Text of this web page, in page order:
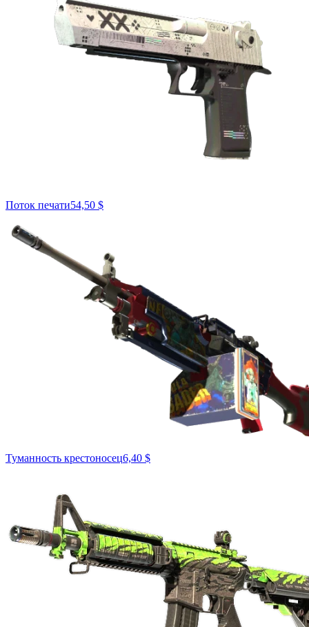
Поток печати54,50 $
Туманность крестоносец6,40 $